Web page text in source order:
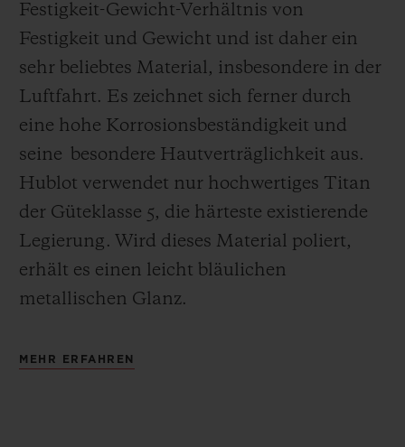
Festigkeit-Gewicht-Verhältnis von
Festigkeit und Gewicht und ist daher ein
sehr beliebtes Material, insbesondere in der
Luftfahrt. Es zeichnet sich ferner durch
eine hohe Korrosionsbeständigkeit und
seine besondere Hautverträglichkeit aus.
Hublot verwendet nur hochwertiges Titan
der Güteklasse 5, die härteste existierende
Legierung. Wird dieses Material poliert,
erhält es einen leicht bläulichen
metallischen Glanz.
MEHR ERFAHREN